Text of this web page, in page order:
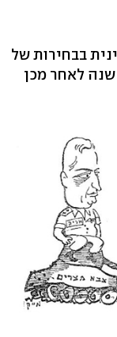
בבחירות של
אך שנה לאחר מכן